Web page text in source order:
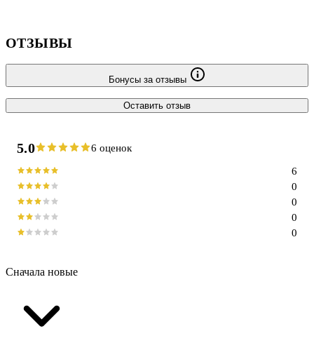
ОТЗЫВЫ
Бонусы за отзывы
Оставить отзыв
5.0 6 оценок
0
0
0
0
6
Сначала новые